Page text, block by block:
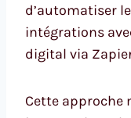
d’automatiser
intégrations
digital via
Cette approche